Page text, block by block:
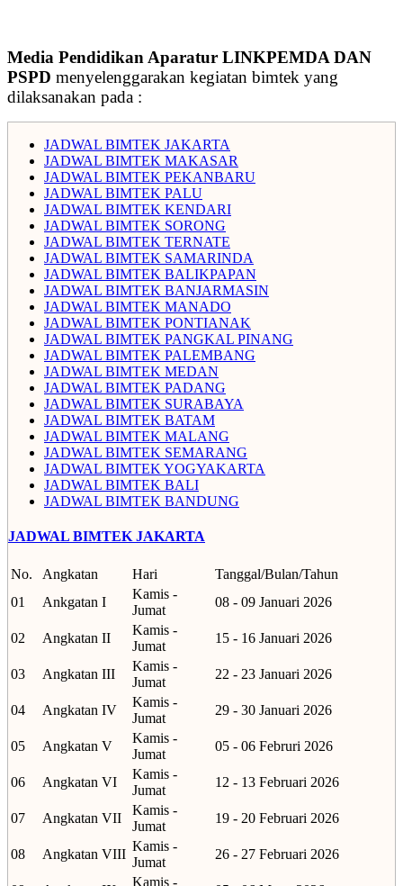
Media Pendidikan Aparatur LINKPEMDA DAN
PSPD menyelenggarakan kegiatan bimtek yang
dilaksanakan pada :
JADWAL BIMTEK JAKARTA
JADWAL BIMTEK MAKASAR
JADWAL BIMTEK PEKANBARU
JADWAL BIMTEK PALU
JADWAL BIMTEK KENDARI
JADWAL BIMTEK SORONG
JADWAL BIMTEK TERNATE
JADWAL BIMTEK SAMARINDA
JADWAL BIMTEK BALIKPAPAN
JADWAL BIMTEK BANJARMASIN
JADWAL BIMTEK MANADO
JADWAL BIMTEK PONTIANAK
JADWAL BIMTEK PANGKAL PINANG
JADWAL BIMTEK PALEMBANG
JADWAL BIMTEK MEDAN
JADWAL BIMTEK PADANG
JADWAL BIMTEK SURABAYA
JADWAL BIMTEK BATAM
JADWAL BIMTEK MALANG
JADWAL BIMTEK SEMARANG
JADWAL BIMTEK YOGYAKARTA
JADWAL BIMTEK BALI
JADWAL BIMTEK BANDUNG
JADWAL BIMTEK JAKARTA
No. Angkatan Hari
Tanggal/Bulan/Tahun
01
Ankgatan I
Kamis -
Jumat
08 - 09 Januari 2026
02 Angkatan II
Kamis -
Jumat
15 - 16 Januari 2026
03 Angkatan III
Kamis -
Jumat
22 - 23 Januari 2026
04 Angkatan IV
Kamis -
Jumat
29 - 30 Januari 2026
05 Angkatan V
Kamis -
Jumat
05 - 06 Februri 2026
06 Angkatan VI
Kamis -
Jumat
12 - 13 Februari 2026
07 Angkatan VII
Kamis -
Jumat
19 - 20 Februari 2026
08 Angkatan VIII
Kamis -
Jumat
26 - 27 Februari 2026
Kamis -